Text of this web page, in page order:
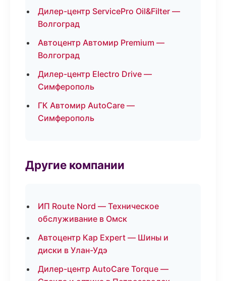
Дилер-центр ServicePro Oil&Filter —
Волгоград
Автоцентр Автомир Premium —
Волгоград
Дилер-центр Electro Drive —
Симферополь
ГК Автомир AutoCare —
Симферополь
Другие компании
ИП Route Nord — Техническое
обслуживание в Омск
Автоцентр Кар Expert — Шины и
диски в Улан-Удэ
Дилер-центр AutoCare Torque —